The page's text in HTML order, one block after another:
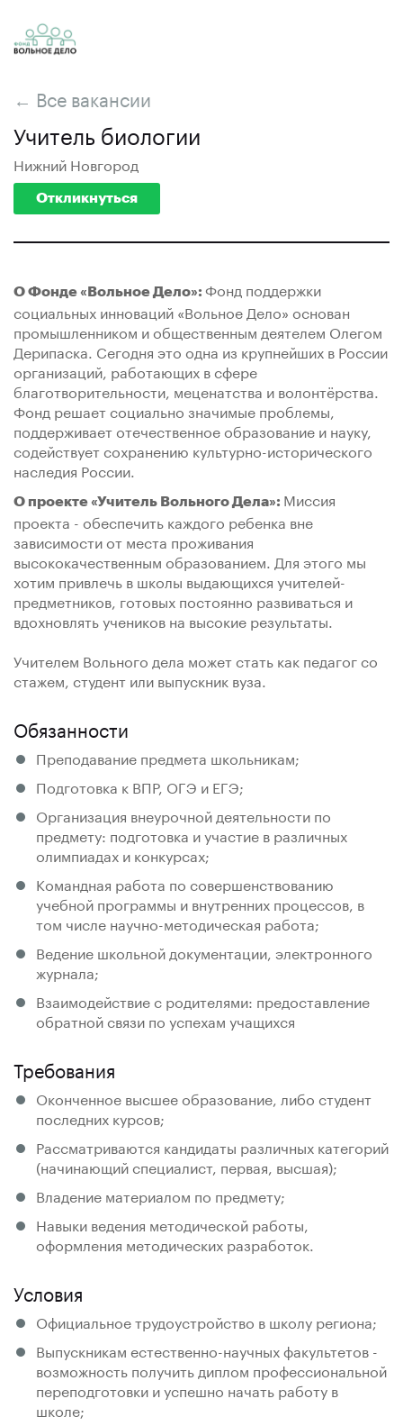
← Все вакансии
Учитель биологии
Нижний Новгород
Откликнуться
О Фонде «Вольное Дело»: Фонд поддержки
социальных инноваций «Вольное Дело» основан
промышленником и общественным деятелем Олегом
Дерипаска. Сегодня это одна из крупнейших в России
организаций, работающих в сфере
благотворительности, меценатства и волонтёрства.
Фонд решает социально значимые проблемы,
поддерживает отечественное образование и науку,
содействует сохранению культурно-исторического
наследия России.
О проекте «Учитель Вольного Дела»: Миссия
проекта - обеспечить каждого ребенка вне
зависимости от места проживания
высококачественным образованием. Для этого мы
хотим привлечь в школы выдающихся учителей-
предметников, готовых постоянно развиваться и
вдохновлять учеников на высокие результаты.
Учителем Вольного дела может стать как педагог со
стажем, студент или выпускник вуза.
Обязанности
Преподавание предмета школьникам;
Подготовка к ВПР, ОГЭ и ЕГЭ;
Организация внеурочной деятельности по
предмету: подготовка и участие в различных
олимпиадах и конкурсах;
Командная работа по совершенствованию
учебной программы и внутренних процессов, в
том числе научно-методическая работа;
Ведение школьной документации, электронного
журнала;
Взаимодействие с родителями: предоставление
обратной связи по успехам учащихся
Требования
Оконченное высшее образование, либо студент
последних курсов;
Рассматриваются кандидаты различных категорий
(начинающий специалист, первая, высшая);
Владение материалом по предмету;
Навыки ведения методической работы,
оформления методических разработок.
Условия
Официальное трудоустройство в школу региона;
Выпускникам естественно-научных факультетов -
возможность получить диплом профессиональной
переподготовки и успешно начать работу в
школе;